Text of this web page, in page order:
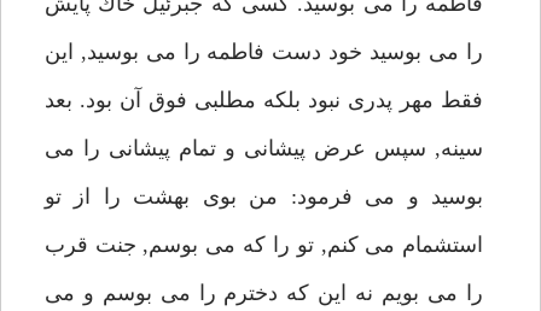
را مى بوسيد خود دست فاطمه را مى بوسيد, اين
فقط مهر پدرى نبود بلكه مطلبى فوق آن بود. بعد
سينه, سپس عرض پيشانى و تمام پيشانى را مى
بوسيد و مى فرمود: من بوى بهشت را از تو
استشمام مى كنم, تو را كه مى بوسم, جنت قرب
را مى بويم نه اين كه دخترم را مى بوسم و مى